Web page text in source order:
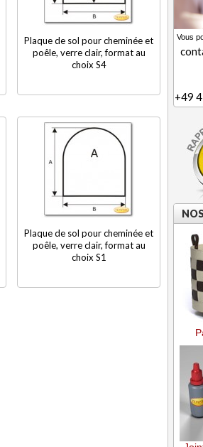
Plaque de sol pour cheminée et
poêle, verre clair, format au
choix S4
Plaque de sol pour cheminée et
poêle, verre clair, format au
choix S1
Vous
+49